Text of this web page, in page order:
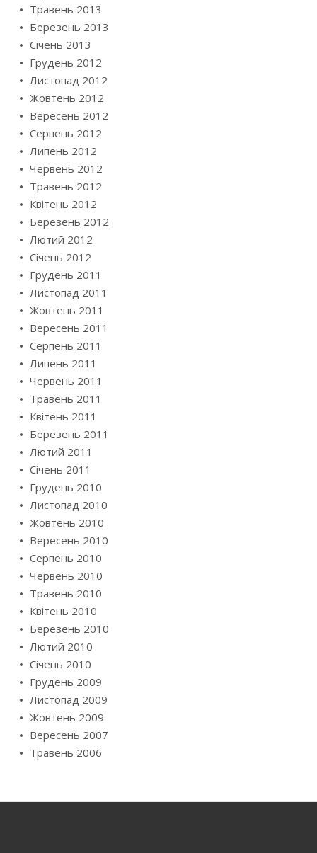
Травень 2013
Березень 2013
Січень 2013
Грудень 2012
Листопад 2012
Жовтень 2012
Вересень 2012
Серпень 2012
Липень 2012
Червень 2012
Травень 2012
Квітень 2012
Березень 2012
Лютий 2012
Січень 2012
Грудень 2011
Листопад 2011
Жовтень 2011
Вересень 2011
Серпень 2011
Липень 2011
Червень 2011
Травень 2011
Квітень 2011
Березень 2011
Лютий 2011
Січень 2011
Грудень 2010
Листопад 2010
Жовтень 2010
Вересень 2010
Серпень 2010
Червень 2010
Травень 2010
Квітень 2010
Березень 2010
Лютий 2010
Січень 2010
Грудень 2009
Листопад 2009
Жовтень 2009
Вересень 2007
Травень 2006